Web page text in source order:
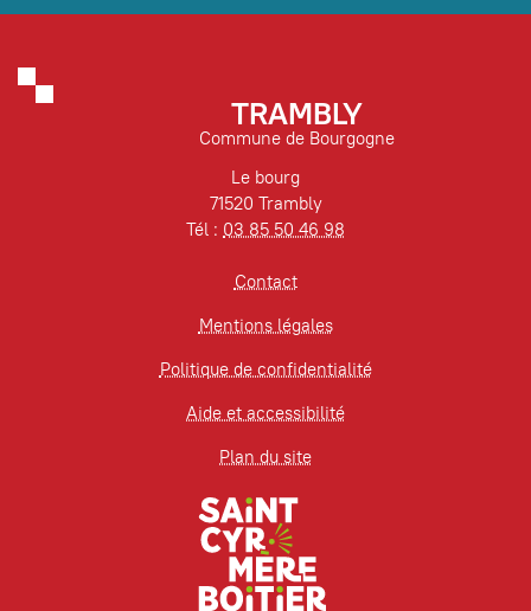
TRAMBLY
Commune de Bourgogne
Le bourg
71520 Trambly
Tél : 03 85 50 46 98
Contact
Mentions légales
Politique de confidentialité
Aide et accessibilité
Plan du site